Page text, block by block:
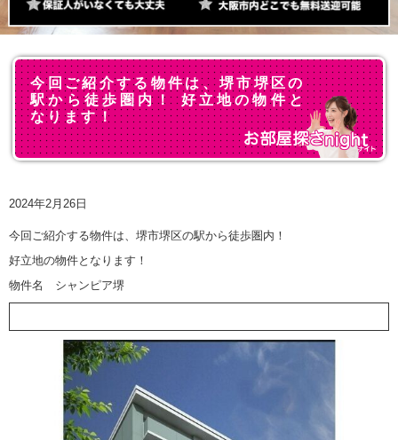
今回ご紹介する物件は、堺市堺区の
駅から徒歩圏内！ 好立地の物件と
なります！
2024年2月26日
今回ご紹介する物件は、堺市堺区の駅から徒歩圏内！
好立地の物件となります！
物件名 シャンピア堺